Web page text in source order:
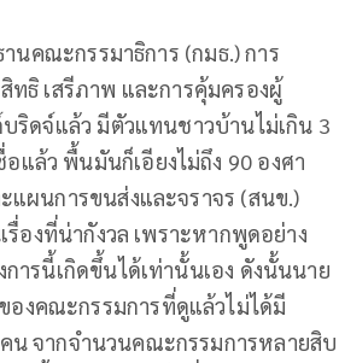
นคณะกรรมาธิการ (กมธ.) การ
ธิ เสรีภาพ และการคุ้มครองผู้
ริดจ์แล้ว มีตัวแทนชาวบ้านไม่เกิน 3
ล้ว พื้นมันก็เอียงไม่ถึง 90 องศา
แผนการขนส่งและจราจร (สนข.)
รื่องที่น่ากังวล เพราะหากพูดอย่าง
ารนี้เกิดขึ้นได้เท่านั้นเอง ดังนั้นนาย
งคณะกรรมการที่ดูแล้วไม่ได้มี
จากจำนวนคณะกรรมการหลายสิบ